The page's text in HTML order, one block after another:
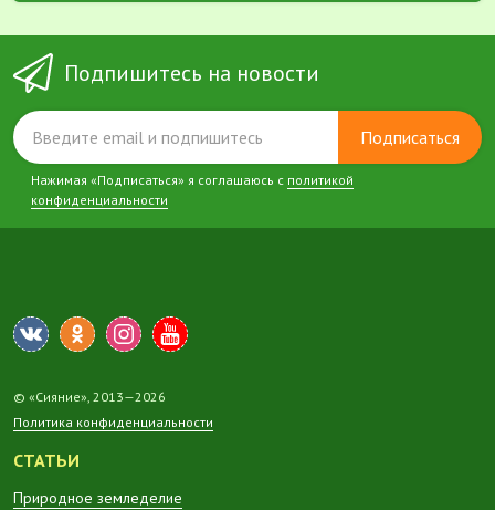
Подпишитесь на новости
Подписаться
Нажимая «Подписаться» я соглашаюсь с политикой
конфиденциальности
© «Сияние», 2013—2026
Политика конфиденциальности
СТАТЬИ
Природное земледелие